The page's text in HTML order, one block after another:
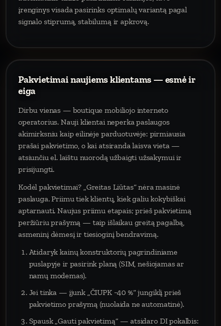
įrenginys visada pasirinks optimalų variantą pagal
signalo stiprumą, stabilumą ir apkrovą.
Pakvietimai naujiems klientams — esmė ir
eiga
Dirbu vienas — boutique mobiliojo interneto
operatorius. Nauji klientai neperka paslaugos
akimirksniu kaip eilinėje parduotuvėje: pirmiausia
prašai pakvietimo, o kai atsiranda laisva vieta —
atsiunčiu el. laištu nuorodą užbaigti užsakymui ir
prisijungti.
Kodėl pakvietimai? „Greitas Liūtas“ nėra masinė
paslauga. Priimu tiek klientų, kiek galiu kokybiškai
aptarnauti. Naujus priimu etapais; prieš pakvietimą
peržiūriu prašymą — taip išlaikau greitą pagalbą,
asmeninį dėmesį ir tiesioginį bendravimą.
Atidaryk kainų konstruktorių pagrindiniame
puslapyje ir pasirink planą (SIM, nešiojamas ar
namų modemas).
Jei tinka — įjunk „ČIUPK −40 %“ jungiklį prieš
pakvietimo prašymą (nuolaida ne automatinė).
Spausk „Gauti pakvietimą“ — atsidaro DI pokalbis: